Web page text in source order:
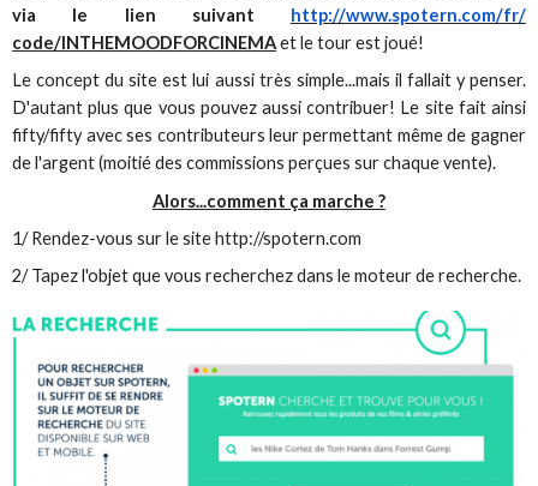
via le lien suivant http://www.spotern.com/fr/
code/INTHEMOODFORCINEMAet le tour est joué!
Le concept du site est lui aussi très simple...mais il fallait y penser.
D'autant plus que vous pouvez aussi contribuer! Le site fait ainsi
fifty/fifty avec ses contributeurs leur permettant même de gagner
de l'argent (moitié des commissions perçues sur chaque vente).
Alors...comment ça marche ?
1/ Rendez-vous sur le site http://spotern.com
2/ Tapez l'objet que vous recherchez dans le moteur de recherche.